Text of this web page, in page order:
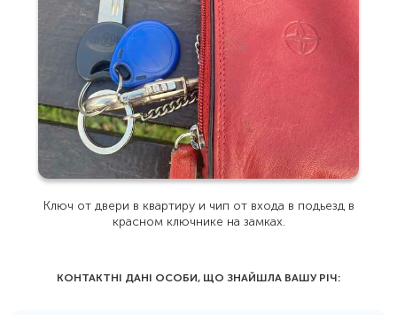
Ключ от двери в квартиру и чип от входа в подьезд в
красном ключнике на замках.
КОНТАКТНІ ДАНІ ОСОБИ, ЩО ЗНАЙШЛА ВАШУ РIЧ: